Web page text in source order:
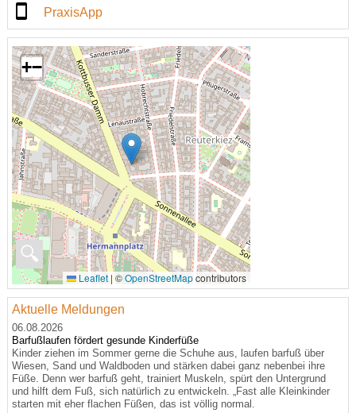
PraxisApp
🔍
+−
Leaflet | ©OpenStreetMapcontributors
Aktuelle Meldungen
06.08.2026
Barfußlaufen fördert gesunde Kinderfüße
Kinder ziehen im Sommer gerne die Schuhe aus, laufen barfuß über
Wiesen, Sand und Waldboden und stärken dabei ganz nebenbei ihre
Füße. Denn wer barfuß geht, trainiert Muskeln, spürt den Untergrund
und hilft dem Fuß, sich natürlich zu entwickeln. „Fast alle Kleinkinder
starten mit eher flachen Füßen, das ist völlig normal.